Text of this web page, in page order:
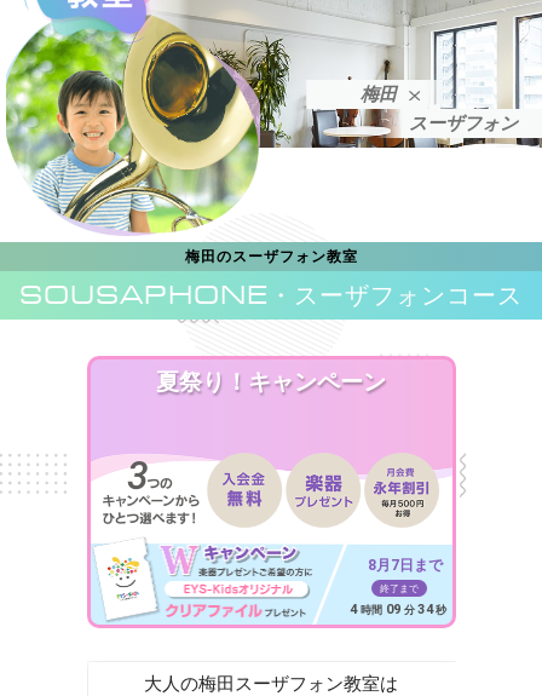
梅田
スーザフォン
梅田のスーザフォン教室
SOUSAPHONE ・スーザフォンコース
夏祭り！キャンペーン
8月7日まで
終了まで
4 時間 09 分 32 秒
大人の梅田スーザフォン教室は